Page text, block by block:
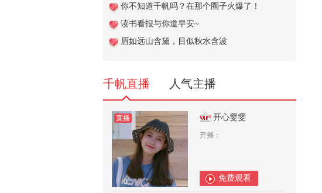
6,066
《Super学校》
你不知道千帆吗？在那个圈子火爆了！
读书看报与你道早安~
眉如远山含黛，目似秋水含波
千帆直播 人气主播
直播
0
开心雯雯
开播：
免费观看